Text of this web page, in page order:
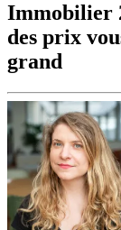
Immobilier
des prix
grand